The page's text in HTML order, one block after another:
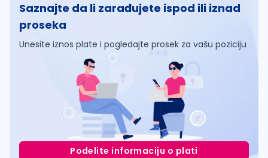
Saznajte da li zarađujete ispod ili iznad
proseka
Unesite iznos plate i pogledajte prosek za vašu poziciju
Podelite informaciju o plati